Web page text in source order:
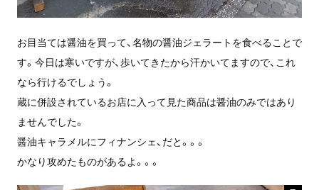
お目当ては醤油を買って、名物の醤油ジェラートを食べることで
す。今日は寒いですが、歩いてきたから汗かいてますので、これ
なら行けるでしょう。
蔵に併設されているお店に入って見た商品は醤油のみではあり
ませんでした。
醤油キャラメルにフィナンシェ、だと。。。
かなり攻めたものがあるよ。。。